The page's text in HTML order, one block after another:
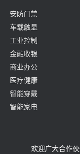
安防门禁
车载触显
工业控制
金融收银
商业办公
医疗健康
智能穿戴
智能家电
欢迎广大合作